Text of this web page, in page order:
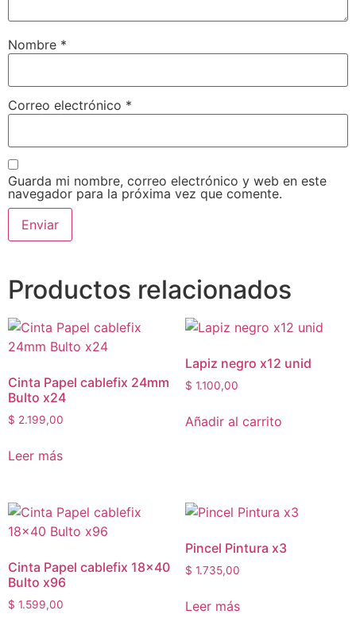
Nombre *
Correo electrónico *
Guarda mi nombre, correo electrónico y web en este
navegador para la próxima vez que comente.
Productos relacionados
Cinta Papel cablefix 24mm
Bulto x24
$ 2.199,00
Leer más
Lapiz negro x12 unid
$ 1.100,00
Añadir al carrito
Cinta Papel cablefix 18×40
Bulto x96
$ 1.599,00
Pincel Pintura x3
$ 1.735,00
Leer más